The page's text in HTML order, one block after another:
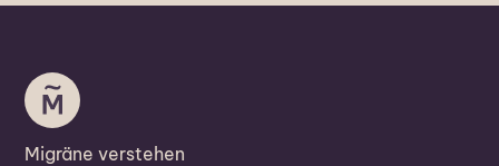
Migräne verstehen